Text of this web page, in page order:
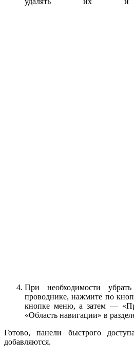
При необходимости
проводнике, нажмите по
кнопке меню, а затем —
«Область навигации» в
Готово, панели быстрого
добавляются.